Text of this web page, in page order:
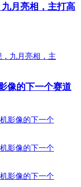
月亮相，主打高
像的下一个赛道